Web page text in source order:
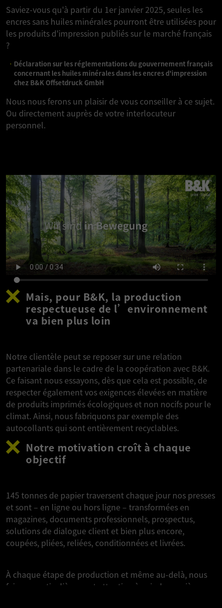
Saviez-vous qu'à partir du 1er janvier 2025, seules les
encres sans huiles minérales pourront être utilisées pour
les produits d'impression publiés sur le marché français
?
Déclaration sur les réglementations du gouvernement français
concernant les huiles minérales dans les encres d'impression
chez B&K Offsetdruck GmbH
Nous nous ferons un plaisir de vous conseiller à ce sujet.
Ou directement auprès de votre interlocuteur
personnel.
Mais, pour B&K, la production
respectueuse de l’environnement
va bien plus loin
Notre clientèle peut se reposer sur une relation
partenariale dans le cadre de la coopération avec B&K.
Ce faisant nous essayons, dès que cela est possible, de
respecter également vos exigences élevées en matière
de produits imprimés écologiques et non nocifs pour le
climat. Ainsi, nous fabriquons par exemple des
autocollants qui sont entièrement recyclables.
Notre motivation croît à chaque
objectif
145 tonnes de papier traversent chaque jour nos presses
et sont – en ligne ou hors ligne – transformées en
magazines, documents professionnels, prospectus,
solutions de dialogue client et bien plus encore,
coupées, pliées, reliées, conditionnées et livrées.
À chaque étape de production et même au-delà, nous
faisons particulièrement attention à agir de manière